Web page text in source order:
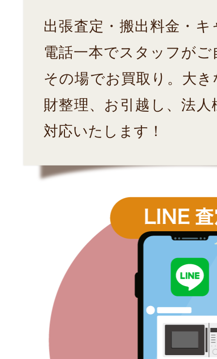
出張査定・搬出料金・
電話一本でスタッフが
その場でお買取り。大
財整理、お引越し、法
対応いたします！